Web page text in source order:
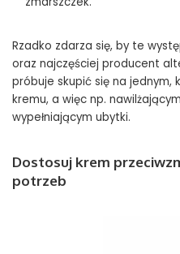
Rzadko zdarza się, by te
oraz najczęściej producent
próbuje skupić się na jednym,
kremu, a więc np.
wypełniającym ubytki.
Dostosuj krem
potrzeb